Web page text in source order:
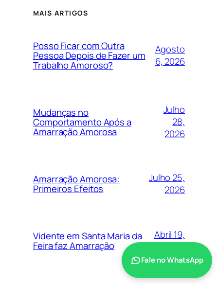
MAIS ARTIGOS
Posso Ficar com Outra
Pessoa Depois de Fazer um
Trabalho Amoroso?
Agosto
6, 2026
Mudanças no
Comportamento Após a
Amarração Amorosa
Julho
28,
2026
Amarração Amorosa:
Primeiros Efeitos
Julho 25,
2026
Vidente em Santa Maria da
Feira faz Amarração
Abril 19,
2025
Fale no WhatsApp